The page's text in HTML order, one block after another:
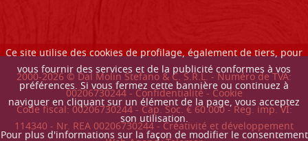
Ce site utilise des cookies de profilage, également de tiers, pour
vous fournir des services et de la publicité conformes à vos
préférences. Si vous fermez cette bannière ou continuez à
naviguer en cliquant sur un élément de la page, vous acceptez
son utilisation.
Pour plus d'informations sur la façon de modifier le consentement
2000-2026© Dal Molin Stefano & C. S.R.L. - Numéro de TVA:
00206730244 -Confidentialité-Cookie
Code fiscal: 00206730244 - Cap. Soc. € 60.000 - Reg. imp. VI:
114340 - Nr. REA 00206730244 - Créativité et développement